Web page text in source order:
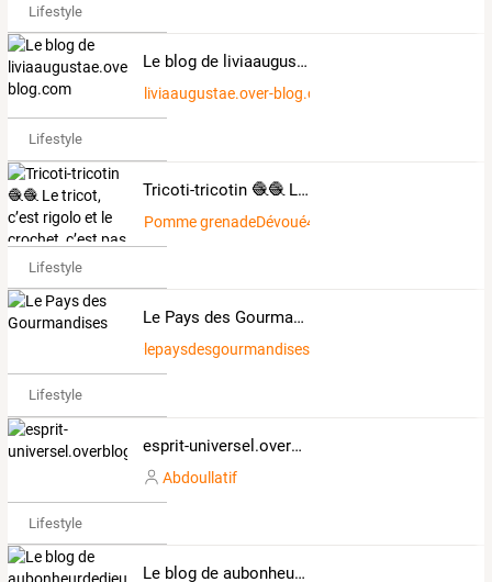
Lifestyle
Le blog de liviaaugustae.over-blog.com
liviaaugustae.over-blog.com
Lifestyle
Tricoti-tricotin 🧶🧶 Le tricot, c’est rigolo et le crochet, c’est pas sorcier !
Pomme grenadeDévoué4848290
Lifestyle
Le Pays des Gourmandises
lepaysdesgourmandises
Lifestyle
esprit-universel.overblog.com
Abdoullatif
Lifestyle
Le blog de aubonheurdedieu-soeurmichele